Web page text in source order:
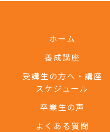
ホーム
養成講座
受講生の方へ・講座
スケジュール
卒業生の声
よくある質問